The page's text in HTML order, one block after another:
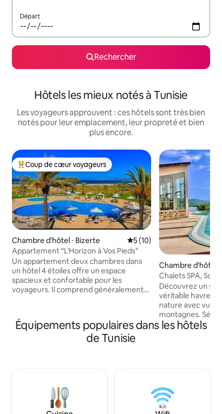
Départ
Rechercher
Hôtels les mieux notés à Tunisie
Les voyageurs approuvent : ces hôtels sont très bien
notés pour leur emplacement, leur propreté et bien
plus encore.
Coups de cœur voyageurs les plus appréciés
Coup de cœur voyageurs
Chambre d'hôtel ⋅ Bizerte Évaluation moyenne sur la
5 (10)
Appartement “L’Horizon à Vos Pieds”
Un appartement deux chambres dans
un hôtel 4 étoiles offre un espace
spacieux et confortable pour les
voyageurs. Il comprend généralement
une cuisine équipée avec une terrasse
offrant une vue magnifique et une plage
privée avec des parasols . Les
Chambre d'hôtel
Chalets SPA,
thermale
Découvrez un
véritable havre
nature avec vue
montagnes.
18 chalets, 9
expérience
inclus. Possibilité de service de luxe sur
demande.
Équipements populaires dans les hôtels
de Tunisie